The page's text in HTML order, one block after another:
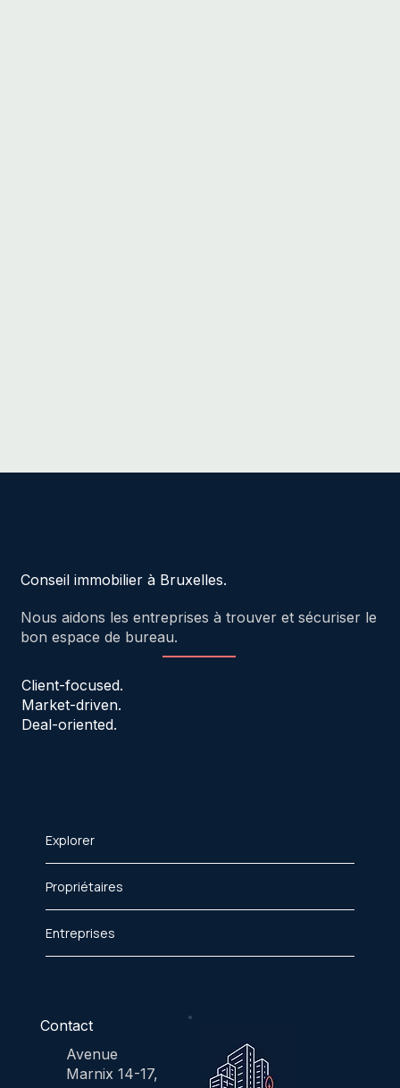
Conseil immobilier à Bruxelles.
Nous aidons les entreprises à trouver et sécuriser le
bon espace de bureau.
Client-focused.
Market-driven.
Deal-oriented.
Explorer
Propriétaires
Entreprises
Contact
Avenue
Marnix 14-17,